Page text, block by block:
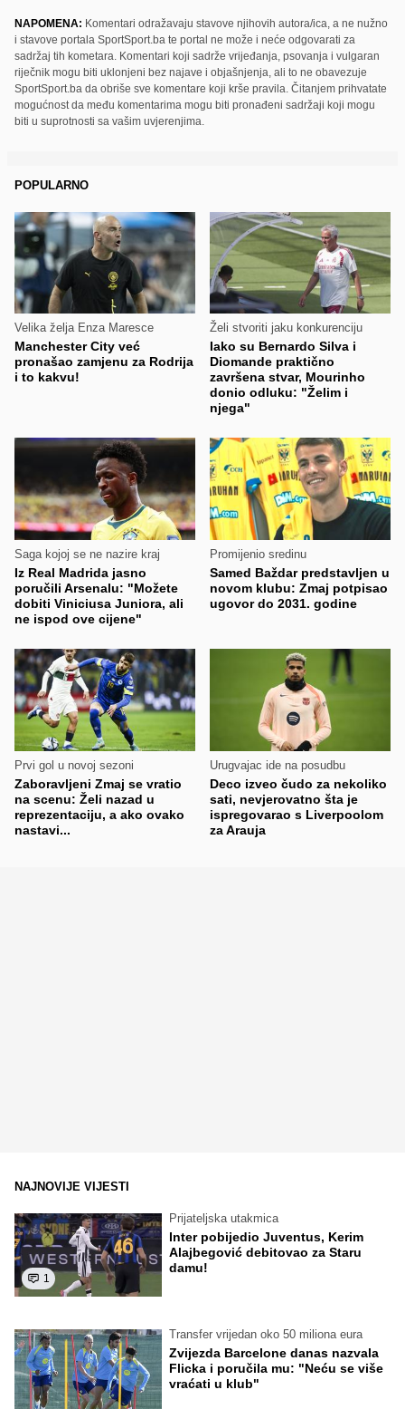
NAPOMENA: Komentari odražavaju stavove njihovih autora/ica, a ne nužno
i stavove portala SportSport.ba te portal ne može i neće odgovarati za
sadržaj tih kometara. Komentari koji sadrže vrijeđanja, psovanja i vulgaran
riječnik mogu biti uklonjeni bez najave i objašnjenja, ali to ne obavezuje
SportSport.ba da obriše sve komentare koji krše pravila. Čitanjem prihvatate
mogućnost da među komentarima mogu biti pronađeni sadržaji koji mogu
biti u suprotnosti sa vašim uvjerenjima.
POPULARNO
Velika želja Enza Maresce
Manchester City već
pronašao zamjenu za Rodrija
i to kakvu!
Želi stvoriti jaku konkurenciju
Iako su Bernardo Silva i
Diomande praktično
završena stvar, Mourinho
donio odluku: "Želim i
njega"
Saga kojoj se ne nazire kraj
Iz Real Madrida jasno
poručili Arsenalu: "Možete
dobiti Viniciusa Juniora, ali
ne ispod ove cijene"
Promijenio sredinu
Samed Baždar predstavljen u
novom klubu: Zmaj potpisao
ugovor do 2031. godine
Prvi gol u novoj sezoni
Zaboravljeni Zmaj se vratio
na scenu: Želi nazad u
reprezentaciju, a ako ovako
nastavi...
Urugvajac ide na posudbu
Deco izveo čudo za nekoliko
sati, nevjerovatno šta je
ispregovarao s Liverpoolom
za Arauja
NAJNOVIJE VIJESTI
1
Prijateljska utakmica
Inter pobijedio Juventus, Kerim
Alajbegović debitovao za Staru
damu!
Transfer vrijedan oko 50 miliona eura
Zvijezda Barcelone danas nazvala
Flicka i poručila mu: "Neću se više
vraćati u klub"